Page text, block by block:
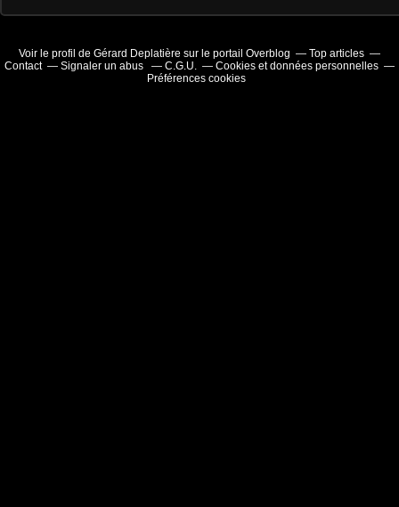
Voir le profil de Gérard Deplatière sur le portail Overblog
Top articles
Contact
Signaler un abus C.G.U.
Cookies et données personnelles
Préférences cookies